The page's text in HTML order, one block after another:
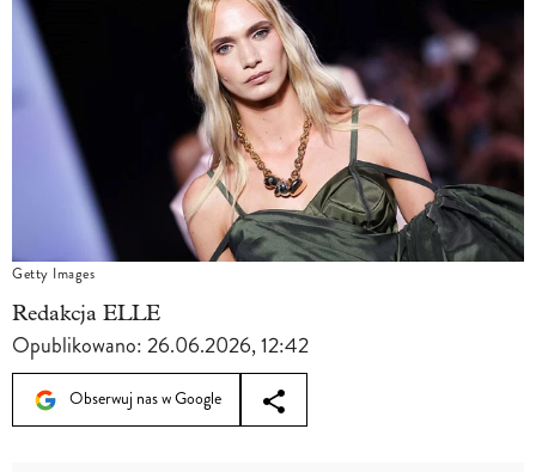
Getty Images
Redakcja ELLE
Opublikowano:26.06.2026, 12:42
Obserwuj nas w Google